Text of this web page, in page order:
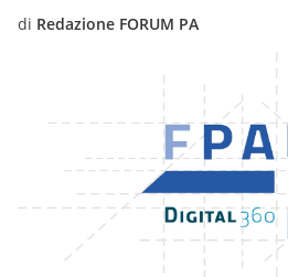
di Redazione FORUM PA